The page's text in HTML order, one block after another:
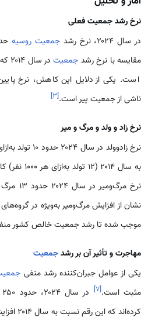
نرخ رشد جمعیت فعلی
در سال ۲۰۲۴، نرخ رشد
جمعیت روسیهحدود
مقایسه با نرخ رشد جمعیت
است. یکی از دلایل این کاهش، نرخ
ناشی از جمعیت پیر است.[۳]
نرخ زاد و ولد و مرگ‌ و میر
به سال ۲۰۱۴ (۱۲ تولد به‌ازای هر ۱۰۰۰ نفر) کاهش‌یافته است.
نشان از افزایش مرگ‌ومیر به‌ویژه در
موجب شده تا رشد جمعیت خالص کشور
مهاجرت و تأثیر آن بر رشدجمعیت
یکی از عوامل جبران‌کننده رشد منفی
مثبت است.[۷] در سال ۲۰۲۴، حدود ۲۵۰ هزار نفر به
کرده‌اند